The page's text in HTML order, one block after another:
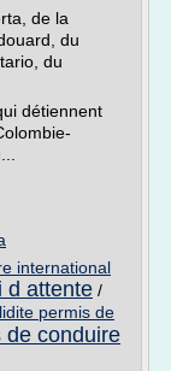
de la
du
du
détiennent
international
d attente /
permis de
de conduire